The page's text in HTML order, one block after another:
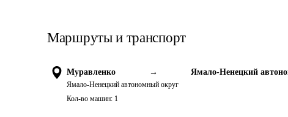
Маршруты и транспорт
Муравленко →
Ямало-Ненецкий автономный округ
Ямало-Ненецкий
Кол-во машин: 1